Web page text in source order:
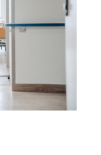
wir tolle